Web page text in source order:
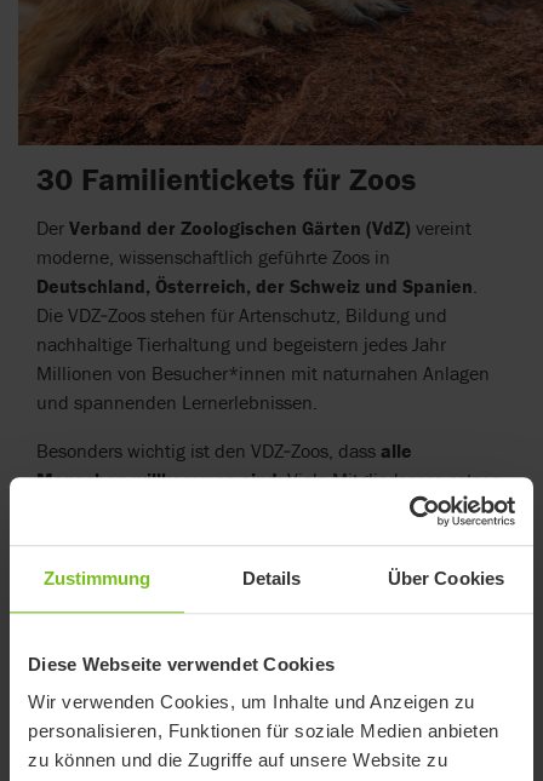
Zustimmung Details Über Cookies
Diese Webseite verwendet Cookies
Wir verwenden Cookies, um Inhalte und Anzeigen zu
personalisieren, Funktionen für soziale Medien anbieten
zu können und die Zugriffe auf unsere Website zu
30 Familientickets für Zoos
Der Verband der Zoologischen Gärten (VdZ) vereint
moderne, wissenschaftlich geführte Zoos in
Deutschland, Österreich, der Schweiz und Spanien
Die VDZ‑Zoos stehen für Artenschutz, Bildung und
nachhaltige Tierhaltung und begeistern jedes Jahr
Millionen von Besucher*innen mit naturnahen Anlagen
und spannenden Lernerlebnissen.
Besonders wichtig ist den VDZ‑Zoos, dass alle
Menschen willkommen sind: Viele Mitgliedszoos setzen
ein – mit
Leihrollstühlen, speziellen Führungen und inklusiven
Bildungsangeboten. Ziel ist es, Naturerlebnisse für
zugänglich zu machen.
Die Gewinner dürfen sich eine Familienticket für einen
Zoo ihrer Wahl aussuchen.